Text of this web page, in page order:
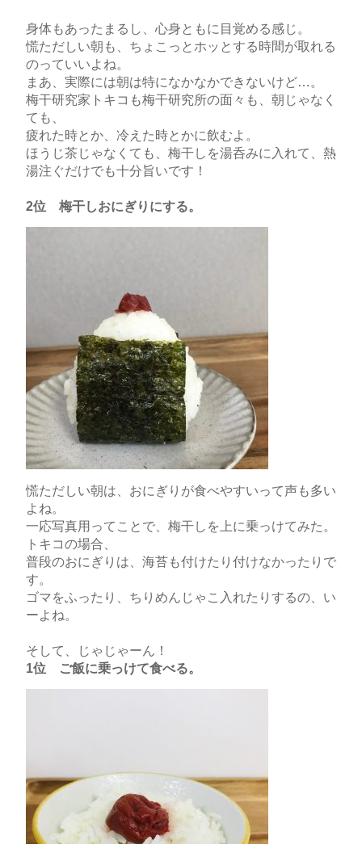
身体もあったまるし、心身ともに目覚める感じ。
慌ただしい朝も、ちょこっとホッとする時間が取れる
のっていいよね。
まあ、実際には朝は特になかなかできないけど…。
梅干研究家トキコも梅干研究所の面々も、朝じゃなく
ても、
疲れた時とか、冷えた時とかに飲むよ。
ほうじ茶じゃなくても、梅干しを湯呑みに入れて、熱
湯注ぐだけでも十分旨いです！
2位 梅干しおにぎりにする。
慌ただしい朝は、おにぎりが食べやすいって声も多い
よね。
一応写真用ってことで、梅干しを上に乗っけてみた。
トキコの場合、
普段のおにぎりは、海苔も付けたり付けなかったりで
す。
ゴマをふったり、ちりめんじゃこ入れたりするの、い
ーよね。
そして、じゃじゃーん！
1位 ご飯に乗っけて食べる。